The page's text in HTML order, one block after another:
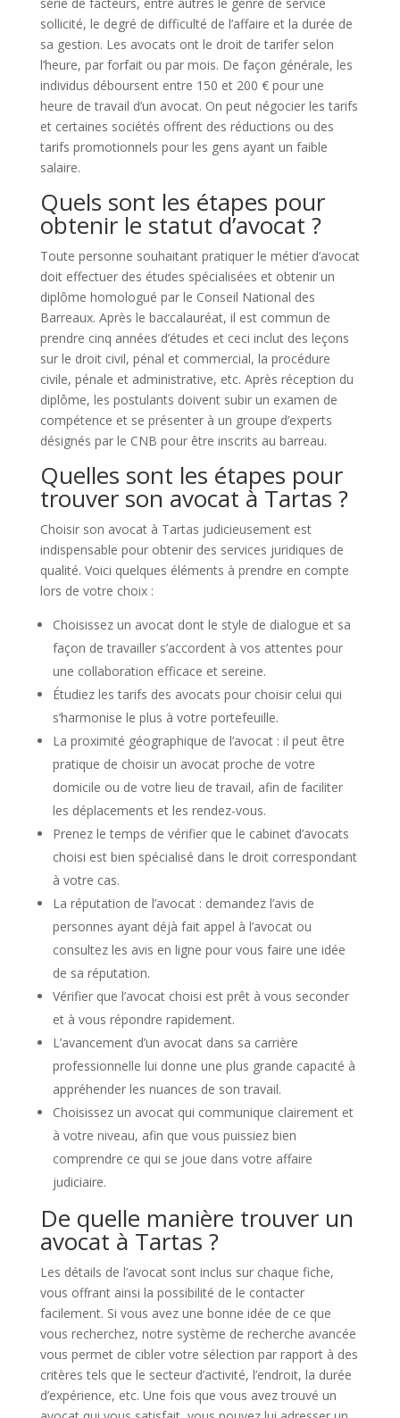
sollicité, le degré de difficulté de l’affaire et la durée de
sa gestion. Les avocats ont le droit de tarifer selon
l’heure, par forfait ou par mois. De façon générale, les
individus déboursent entre 150 et 200 € pour une
heure de travail d’un avocat. On peut négocier les tarifs
et certaines sociétés offrent des réductions ou des
tarifs promotionnels pour les gens ayant un faible
salaire.
Quels sont les étapes pour
obtenir le statut d’avocat ?
Toute personne souhaitant pratiquer le métier d’avocat
doit effectuer des études spécialisées et obtenir un
diplôme homologué par le Conseil National des
Barreaux. Après le baccalauréat, il est commun de
prendre cinq années d’études et ceci inclut des leçons
sur le droit civil, pénal et commercial, la procédure
civile, pénale et administrative, etc. Après réception du
diplôme, les postulants doivent subir un examen de
compétence et se présenter à un groupe d’experts
désignés par le CNB pour être inscrits au barreau.
Quelles sont les étapes pour
trouver son avocat à Tartas ?
Choisir son avocat à Tartas judicieusement est
indispensable pour obtenir des services juridiques de
qualité. Voici quelques éléments à prendre en compte
lors de votre choix :
Choisissez un avocat dont le style de dialogue et sa
façon de travailler s’accordent à vos attentes pour
une collaboration efficace et sereine.
Étudiez les tarifs des avocats pour choisir celui qui
s’harmonise le plus à votre portefeuille.
La proximité géographique de l’avocat : il peut être
pratique de choisir un avocat proche de votre
domicile ou de votre lieu de travail, afin de faciliter
les déplacements et les rendez-vous.
Prenez le temps de vérifier que le cabinet d’avocats
choisi est bien spécialisé dans le droit correspondant
à votre cas.
La réputation de l’avocat : demandez l’avis de
personnes ayant déjà fait appel à l’avocat ou
consultez les avis en ligne pour vous faire une idée
de sa réputation.
Vérifier que l’avocat choisi est prêt à vous seconder
et à vous répondre rapidement.
L’avancement d’un avocat dans sa carrière
professionnelle lui donne une plus grande capacité à
appréhender les nuances de son travail.
Choisissez un avocat qui communique clairement et
à votre niveau, afin que vous puissiez bien
comprendre ce qui se joue dans votre affaire
judiciaire.
De quelle manière trouver un
avocat à Tartas ?
Les détails de l’avocat sont inclus sur chaque fiche,
vous offrant ainsi la possibilité de le contacter
facilement. Si vous avez une bonne idée de ce que
vous recherchez, notre système de recherche avancée
vous permet de cibler votre sélection par rapport à des
critères tels que le secteur d’activité, l’endroit, la durée
d’expérience, etc. Une fois que vous avez trouvé un